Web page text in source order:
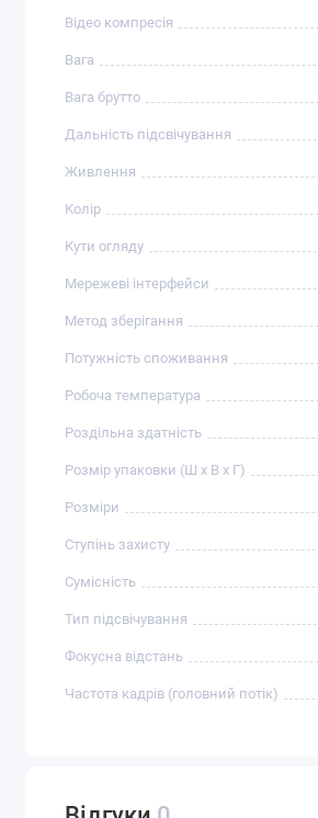
Відео компресія
Вага
Вага брутто
Дальність підсвічування
Живлення
Колір
Кути огляду
Мережеві інтерфейси
Метод зберігання
Потужність споживання
Робоча температура
Роздільна здатність
Розмір упаковки (Ш х В х Г)
Розміри
Ступінь захисту
Сумісність
Тип підсвічування
Фокусна відстань
Частота кадрів (головний потік)